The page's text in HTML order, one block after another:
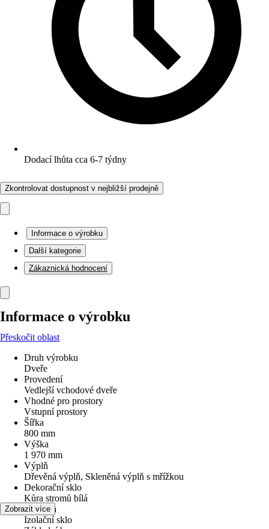
Dodací lhůta cca 6-7 týdny
Zkontrolovat dostupnost v nejbližší prodejně
Informace o výrobku
Další kategorie
Zákaznická hodnocení
Informace o výrobku
Přeskočit oblast
Druh výrobku
Dveře
Provedení
Vedlejší vchodové dveře
Vhodné pro prostory
Vstupní prostory
Šířka
800 mm
Výška
1 970 mm
Výplň
Dřevěná výplň, Skleněná výplň s mřížkou
Dekorační sklo
Kůra stromů bílá
Typ skla
Izolační sklo
Zobrazit více